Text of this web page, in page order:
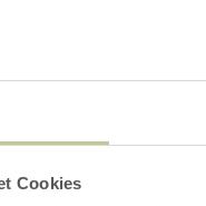
Cookies
nur nach